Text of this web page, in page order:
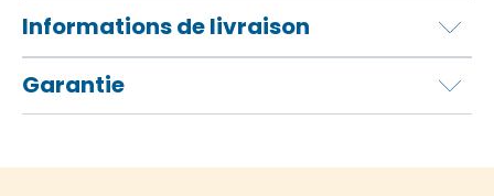
Informations de livraison
Garantie